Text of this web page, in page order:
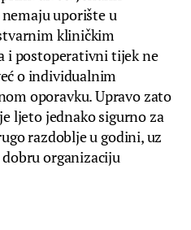
uporište u
kliničkim
i postoperativni tijek ne
o individualnim
oporavku. Upravo zato
ljeto jednako sigurno za
razdoblje u godini, uz
organizaciju